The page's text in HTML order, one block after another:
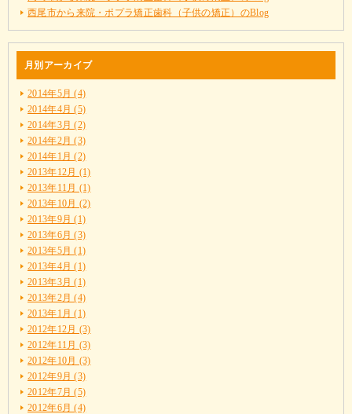
西尾市から来院・ポプラ矯正歯科（子供の矯正）のBlog
月別アーカイブ
2014年5月 (4)
2014年4月 (5)
2014年3月 (2)
2014年2月 (3)
2014年1月 (2)
2013年12月 (1)
2013年11月 (1)
2013年10月 (2)
2013年9月 (1)
2013年6月 (3)
2013年5月 (1)
2013年4月 (1)
2013年3月 (1)
2013年2月 (4)
2013年1月 (1)
2012年12月 (3)
2012年11月 (3)
2012年10月 (3)
2012年9月 (3)
2012年7月 (5)
2012年6月 (4)